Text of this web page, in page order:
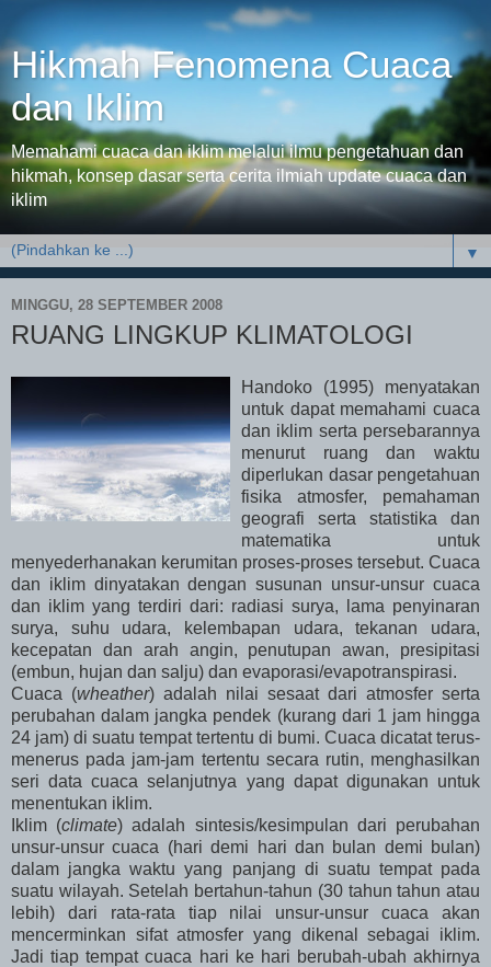
Hikmah Fenomena Cuaca
dan Iklim
Memahami cuaca dan iklim melalui ilmu pengetahuan dan
hikmah, konsep dasar serta cerita ilmiah update cuaca dan
iklim
▼
MINGGU, 28 SEPTEMBER 2008
RUANG LINGKUP KLIMATOLOGI
Handoko (1995) menyatakan
untuk dapat memahami cuaca
dan iklim serta persebarannya
menurut ruang dan waktu
diperlukan dasar pengetahuan
fisika atmosfer, pemahaman
geografi serta statistika dan
matematika untuk
menyederhanakan kerumitan proses-proses tersebut. Cuaca
dan iklim dinyatakan dengan susunan unsur-unsur cuaca
dan iklim yang terdiri dari: radiasi surya, lama penyinaran
surya, suhu udara, kelembapan udara, tekanan udara,
kecepatan dan arah angin, penutupan awan, presipitasi
(embun, hujan dan salju) dan evaporasi/evapotranspirasi.
Cuaca (wheather) adalah nilai sesaat dari atmosfer serta
perubahan dalam jangka pendek (kurang dari 1 jam hingga
24 jam) di suatu tempat tertentu di bumi. Cuaca dicatat terus-
menerus pada jam-jam tertentu secara rutin, menghasilkan
seri data cuaca selanjutnya yang dapat digunakan untuk
menentukan iklim.
Iklim (climate) adalah sintesis/kesimpulan dari perubahan
unsur-unsur cuaca (hari demi hari dan bulan demi bulan)
dalam jangka waktu yang panjang di suatu tempat pada
suatu wilayah. Setelah bertahun-tahun (30 tahun tahun atau
lebih) dari rata-rata tiap nilai unsur-unsur cuaca akan
mencerminkan sifat atmosfer yang dikenal sebagai iklim.
Jadi tiap tempat cuaca hari ke hari berubah-ubah akhirnya